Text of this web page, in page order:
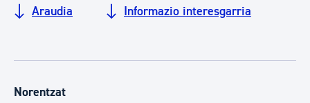
Araudia Informazio interesgarria
Norentzat